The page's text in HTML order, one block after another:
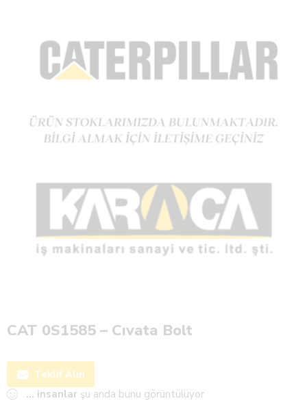
CAT 0S1585 – Cıvata Bolt
Teklif Alın
... insanlar şu anda bunu görüntülüyor